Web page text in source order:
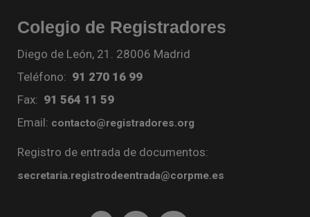
Colegio de Registradores
Diego de León, 21. 28006 Madrid
Teléfono: 91 270 16 99
Fax: 91 564 11 59
Email: contacto@registradores.org
Registro de entrada de documentos:
secretaria.registrodeentrada@corpme.es